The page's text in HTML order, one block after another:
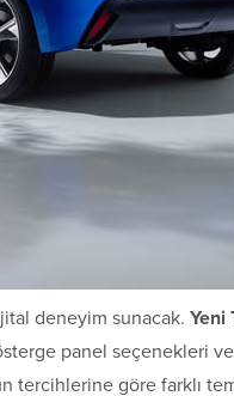
deneyim sunacak. Yeni
panel seçenekleri
tercihlerine göre farklı